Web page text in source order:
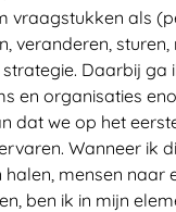
vraagstukken als
veranderen,
Daarbij ga
en organisaties
dat we op het
Wanneer ik
mensen naar
ben ik in mijn